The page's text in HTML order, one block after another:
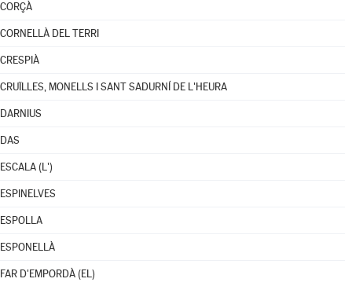
CORÇÀ
CORNELLÀ DEL TERRI
CRESPIÀ
CRUÏLLES, MONELLS I SANT SADURNÍ DE L'HEURA
DARNIUS
DAS
ESCALA (L')
ESPINELVES
ESPOLLA
ESPONELLÀ
FAR D'EMPORDÀ (EL)